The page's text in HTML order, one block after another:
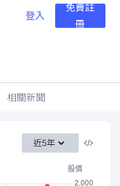
登入
免費註
冊
相關新聞
近5年